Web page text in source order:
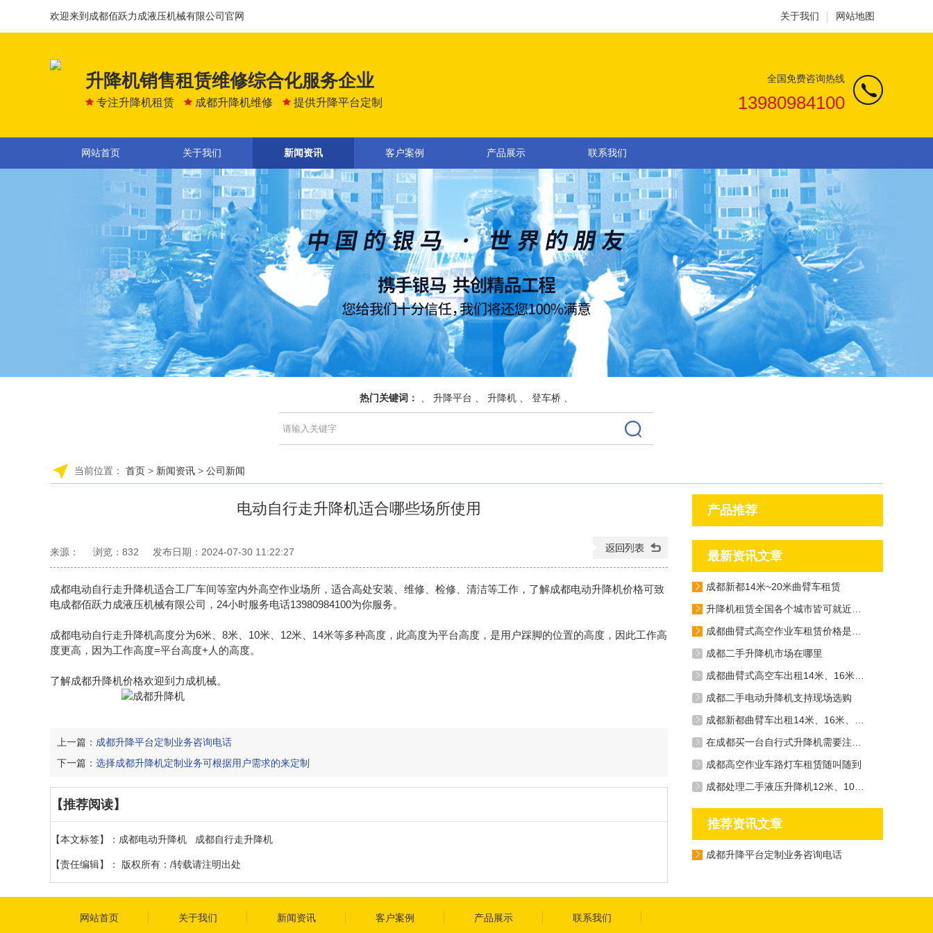
关于我们 网站地图
欢迎来到成都佰跃力成液压机械有限公司官网
升降机销售租赁维修综合化服务企业
专注升降机租赁 成都升降机维修 提供升降平台定制
全国免费咨询热线
13980984100
网站首页 关于我们 新闻资讯 客户案例 产品展示 联系我们
热门关键词： 升降平台 升降机 登车桥
当前位置： 首页 > 新闻资讯 > 公司新闻
电动自行走升降机适合哪些场所使用
来源： 浏览： 832 发布日期：2024-07-30 11:22:27
成都电动自行走升降机适合工厂车间等室内外高空作业场所，适合高处安装、维修、检修、清洁等工作，了解成都电动升降机价格可致
电成都佰跃力成液压机械有限公司，24小时服务电话13980984100为你服务。
成都电动自行走升降机高度分为6米、8米、10米、12米、14米等多种高度，此高度为平台高度，是用户踩脚的位置的高度，因此工作高
度更高，因为工作高度=平台高度+人的高度。
了解成都升降机价格欢迎到力成机械。
上一篇： 成都升降平台定制业务咨询电话
下一篇： 选择成都升降机定制业务可根据用户需求的来定制
【推荐阅读】
【本文标签】： 成都电动升降机 成都自行走升降机
【责任编辑】： 版权所有：/转载请注明出处
产品推荐
最新资讯文章
成都新都14米~20米曲臂车租赁
成都二手升降机市场在哪里
成都二手电动升降机支持现场选购
成都高空作业车路灯车租赁随叫随到
推荐资讯文章
成都升降平台定制业务咨询电话
网站首页 关于我们 新闻资讯 客户案例 产品展示 联系我们